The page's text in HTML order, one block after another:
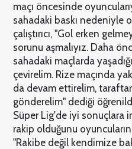
maçı öncesinde
sahadaki baskı nedeniyle
çalıştırıcı, "Gol erken
sorunu aşmalıyız. Daha
sahadaki maçlarda
çevirelim. Rize maçında
da devam ettirelim,
gönderelim" dediği
Süper Lig'de iyi sonuçlara
rakip olduğunu
"Rakibe değil kendimize